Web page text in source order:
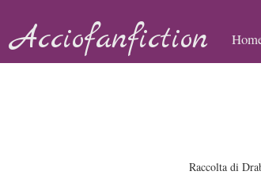
Acciofanfiction
Raccolta di